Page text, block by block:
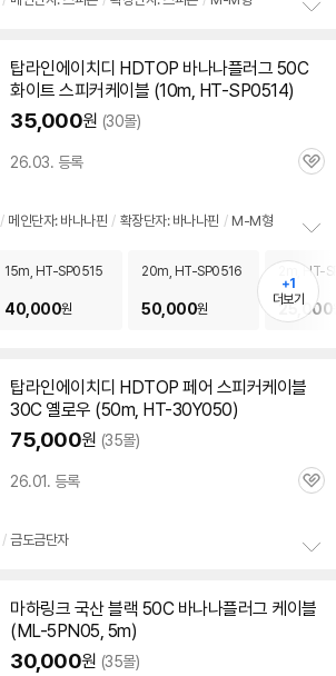
탑라인에이치디 HDTOP 바나나플러그 50C
화이트 스피커케이블 (10m, HT-SP0514)
35,000원 (30몰)
26.03. 등록
관
/ 메인단자: 바나나핀 / 확장단자: 바나나핀 / M-M형
보
펼
치
15m, HT-SP0515
40,000원
20m, HT-SP0516
50,000원
2m, HT-
25,000
+1
더보기
탑라인에이치디 HDTOP 페어 스피커케이블
30C 옐로우 (50m, HT-30Y050)
75,000원 (35몰)
26.01. 등록
관
/ 금도금단자
펼
마하링크 국산 블랙 50C바나나플러그 케이블
(ML-5PN05, 5m)
30,000원 (35몰)